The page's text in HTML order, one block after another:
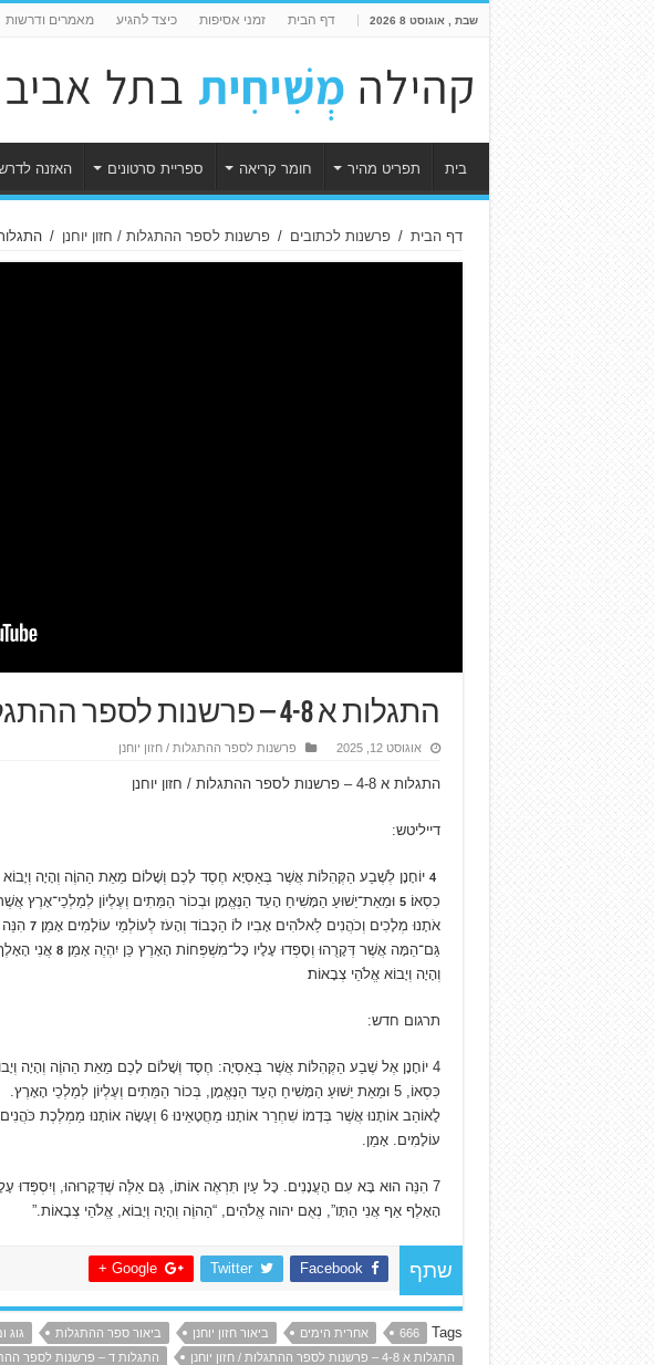
שבת , אוגוסט 8 2026 דף הבית זמני אסיפות כיצד להגיע מאמרים ודרשות
בית תפריט מהיר חומר קריאה ספריית סרטונים האזנה
דף הבית / פרשנות לכתובים / פרשנות לספר ההתגלות / חזון יוחנן / התגלות א 4-8 – פרשנות לספר
התגלות א 4-8 – פרשנות לספר ההתגלות / חזון יוחנן
אוגוסט 12, 2025 פרשנות לספר ההתגלות / חזון יוחנן
התגלות א 4-8 – פרשנות לספר ההתגלות / חזון יוחנן
דייליטש:
4 יוֹחָנָן לְשֶׁבַע הַקְּהִלּוֹת אֲשֶׁר בְּאַסְיָא חֶסֶד לָכֶם וְשָׁלוֹם מֵאֵת הַהוֶֹה וְהָיָה
כִסְאוֹ׃5 וּמֵאֵת־יֵשׁוּעַ הַמָּשִׁיחַ הָעֵד הַנֶּאֱמָן וּבְכוֹר הַמֵּתִים וְעֶלְיוֹן לְמַלְכֵי־אָרֶץ
אֹתָנוּ מְלָכִים וְכֹהֲנִים לֵאלֹהִים אָבִיו לוֹ הַכָּבוֹד וְהָעֹז לְעוֹלְמֵי עוֹלָמִים אָמֵן׃7 הִנֵּה
גַּם־הֵמָּה אֲשֶׁר דְּקָרֻהוּ וְסָפְדוּ עָלָיו כָּל־מִשְׁפְּחוֹת הָאָרֶץ כֵּן יִהְיֶה אָמֵן׃8 אֲנִי
וְהָיָה וְיָבוֹא אֱלֹהֵי צְבָאוֹת׃
תרגום חדש:
4 יוֹחָנָן אֶל שֶׁבַע הַקְּהִלּוֹת אֲשֶׁר בְּאַסְיָה: חֶסֶד וְשָׁלוֹם לָכֶם מֵאֵת הַהוֶֹה וְהָיָה
כִּסְאוֹ, 5 וּמֵאֵת יֵשׁוּעַ הַמָּשִׁיחַ הָעֵד הַנֶּאֱמָן, בְּכוֹר הַמֵּתִים וְעֶלְיוֹן לְמַלְכֵי הָאָרֶץ.
לָאוֹהֵב אוֹתָנוּ אֲשֶׁר בְּדָמוֹ שִׁחְרֵר אוֹתָנוּ
עוֹלָמִים. אָמֵן.
הָאָלֶף אַף אֲנִי הַתָּו”, נְאֻם יהוה אֱלֹהִים, “הַהוֶֹה וְהָיָה וְיָבוֹא, אֱלֹהֵי צְבָאוֹת.”
שתף Facebook
Twitter
Google +
Tags
666 אחרית הימים ביאור חזון יוחנן ביאור ספר ההתגלות גוג
התגלות א 4-8 – פרשנות לספר ההתגלות / חזון יוחנן
התגלות ד – פרשנות לספר